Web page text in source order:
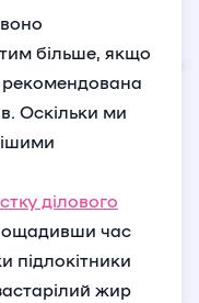
більше, якщо
рекомендована
Оскільки ми
ділового
час
підлокітники
жир